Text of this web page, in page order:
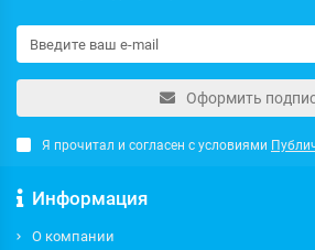
Оформить
Я прочитал и согласен с условиями
Информация
О компании